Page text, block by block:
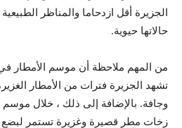
الجزيرة أقل ازدحاما والمناظر
حالاتها حيوية.
من المهم ملاحظة أن موسم الأمطار
تشهد الجزيرة فترات من الأمطار
وجافة. بالإضافة إلى ذلك ، خلال موسم
زخات مطر قصيرة وغزيرة تستمر